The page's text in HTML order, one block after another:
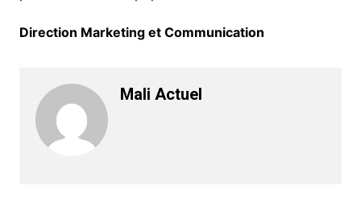
Direction Marketing et Communication
Mali Actuel